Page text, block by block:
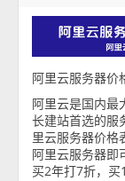
阿里云服务器价
阿里云是国内最
长建站首选的服
里云服务器价格
阿里云服务器即
买2年打7折，买